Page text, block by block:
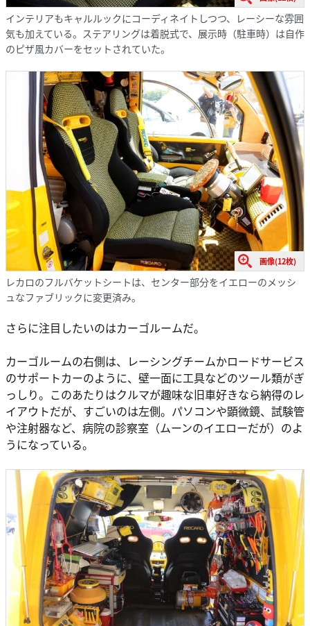
インテリアもキャルルックにコーディネイトしつつ、レーシーな雰囲
気も加えている。ステアリングは着脱式で、展示時（駐車時）は自作
のピザ風カバーをセットされていた。
画像(12枚)
レカロのフルバケットシートは、センター部分をイエローのメッシ
ュなファブリックに変更済み。
さらに注目したいのはカーゴルームだ。
カーゴルームの右側は、レーシングチームかロードサービス
のサポートカーのように、壁一面に工具などのツール類がぎ
っしり。このあたりはクルマが趣味な旧車好きなら納得のレ
イアウトだが、すごいのは左側。パソコンや顕微鏡、試験管
や注射器など、病院の診察室（ムーンのイエローだが）のよ
うになっている。